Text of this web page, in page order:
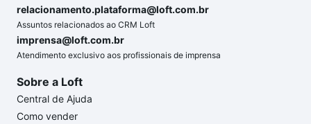
relacionamento.plataforma@loft.com.br
Assuntos relacionados ao CRM Loft
imprensa@loft.com.br
Atendimento exclusivo aos profissionais de imprensa
Sobre a Loft
Central de Ajuda
Como vender